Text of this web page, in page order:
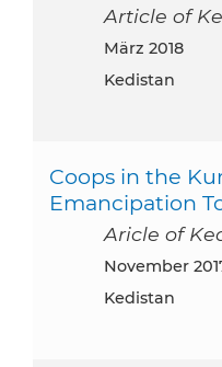
Article of
März 2018
Kedistan
Coops in the
Emancipation
Aricle of
November
Kedistan